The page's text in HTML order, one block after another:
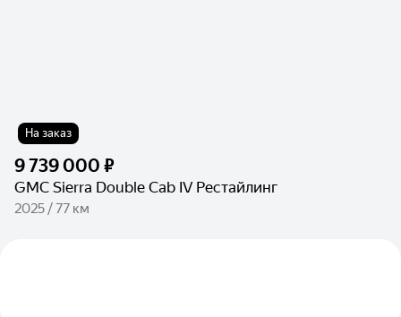
На заказ
9 739 000 ₽
GMC Sierra Double Cab IV Рестайлинг
2025 / 77 км